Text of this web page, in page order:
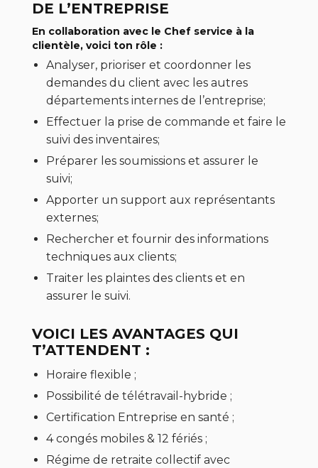
DE L’ENTREPRISE
En collaboration avec le Chef service à la
clientèle, voici ton rôle :
Analyser, prioriser et coordonner les
demandes du client avec les autres
départements internes de l’entreprise;
Effectuer la prise de commande et faire le
suivi des inventaires;
Préparer les soumissions et assurer le
suivi;
Apporter un support aux représentants
externes;
Rechercher et fournir des informations
techniques aux clients;
Traiter les plaintes des clients et en
assurer le suivi.
VOICI LES AVANTAGES QUI
T’ATTENDENT :
Horaire flexible ;
Possibilité de télétravail-hybride ;
Certification Entreprise en santé ;
4 congés mobiles & 12 fériés ;
Régime de retraite collectif avec